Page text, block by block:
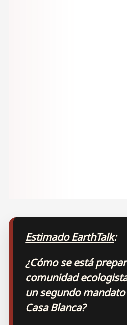
Estimado EarthTalk:
¿Cómo se está
comunidad
un segundo
Casa Blanca?